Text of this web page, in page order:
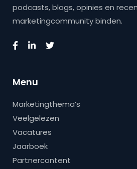
podcasts, blogs, opinies en
marketingcommunity binden.
Menu
Marketingthema’s
Veelgelezen
Vacatures
Jaarboek
Partnercontent